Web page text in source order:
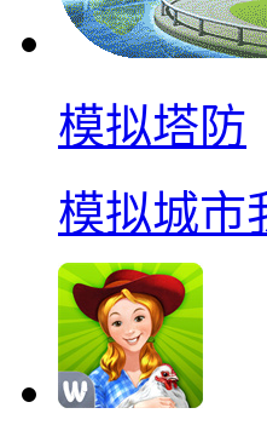
模拟塔防
模拟城市